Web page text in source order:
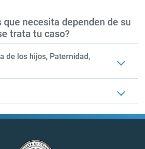
necesita dependen de su
trata tu caso?
de los hijos, Paternidad,